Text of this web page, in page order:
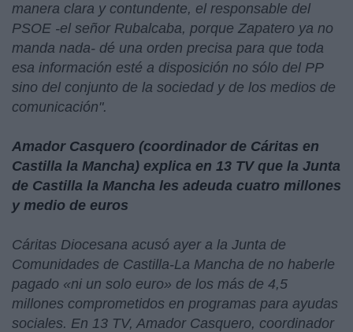
manera clara y contundente, el responsable del
PSOE -el señor Rubalcaba, porque Zapatero ya no
manda nada- dé una orden precisa para que toda
esa información esté a disposición no sólo del PP
sino del conjunto de la sociedad y de los medios de
comunicación".
Amador Casquero (coordinador de Cáritas en
Castilla la Mancha) explica en 13 TV que la Junta
de Castilla la Mancha les adeuda cuatro millones
y medio de euros
Cáritas Diocesana acusó ayer a la Junta de
Comunidades de Castilla-La Mancha de no haberle
pagado «ni un solo euro» de los más de 4,5
millones comprometidos en programas para ayudas
sociales. En 13 TV, Amador Casquero, coordinador